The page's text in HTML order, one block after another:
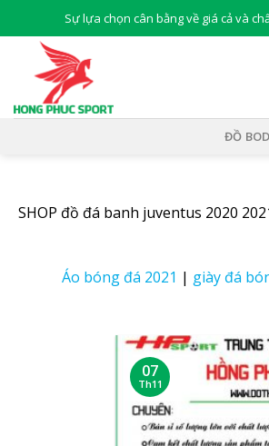
to
content
Sự lựa chọn cân bằng về giá cả và
ĐỒ
SHOP đồ đá banh juventus 2020
Áo bóng đá 2021 | giày đá
07
Th11